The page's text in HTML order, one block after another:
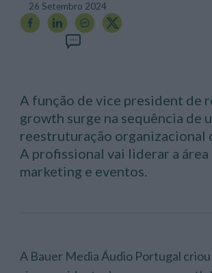
26 Setembro 2024
A função de vice president de
growth surge na sequência de
reestruturação organizacional
A profissional vai liderar a
marketing e eventos.
A Bauer Media Áudio Portugal